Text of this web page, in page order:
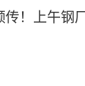
！上午钢